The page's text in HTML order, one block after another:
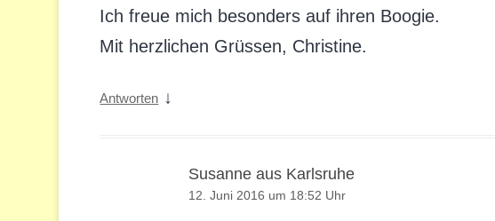
Ich freue mich besonders auf ihren Boogie.
Mit herzlichen Grüssen, Christine.
Antworten ↓
Susanne aus Karlsruhe
12. Juni 2016 um 18:52 Uhr